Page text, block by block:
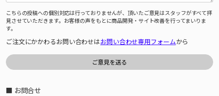
こちらの投稿への個別対応は行っておりませんが、頂いたご意見はスタッフがすべて拝
見させていただきます。お客様の声をもとに商品開発・サイト改善を行ってまいりま
す。
ご注文にかかわるお問い合わせはお問い合わせ専用フォームから
■ お問合せ